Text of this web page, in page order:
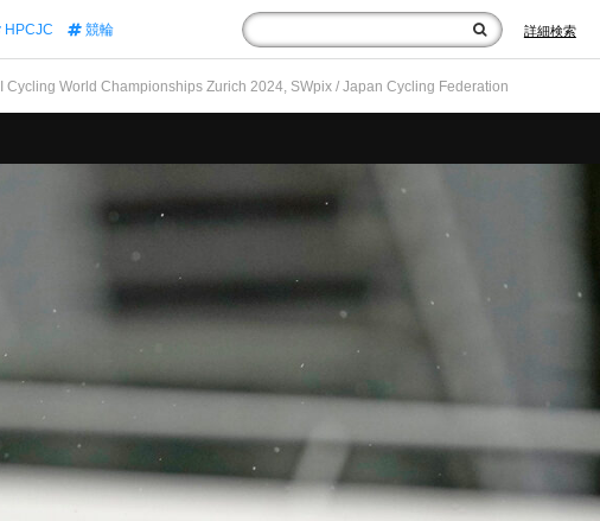
HPCJC 競輪 詳細検索
Cycling World Championships Zurich 2024, SWpix / Japan Cycling Federation